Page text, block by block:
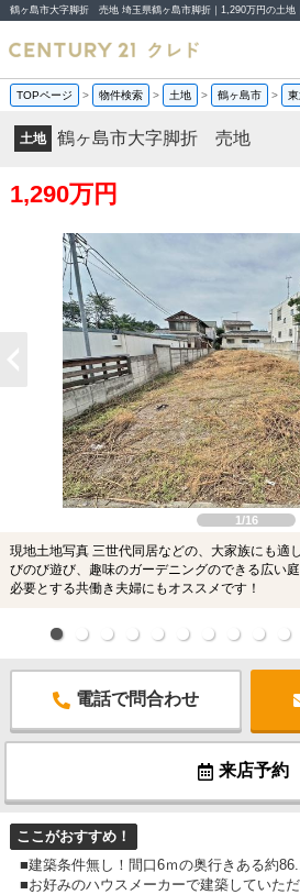
TOPページ > 物件検索 > 土地 > 鶴ヶ島市 >
土地 鶴ヶ島市大字脚折 売地
1,290万円
1/16
現地土地写真 三世代同居などの、大家族にも適
びのび遊び、趣味のガーデニングのできる広い
必要とする共働き夫婦にもオススメです！
電話で問合わせ
来店予約
ここがおすすめ！
■建築条件無し！間口6ｍの奥行きある約
■お好みのハウスメーカーで建築していた